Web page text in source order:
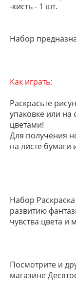
-кисть - 1 шт.
Набор
Как играть:
Раскрасьте
упаковке или на
цветами!
Для получения
на листе бумаги
Набор
развитию
чувства цвета и
Посмотрите и
магазине